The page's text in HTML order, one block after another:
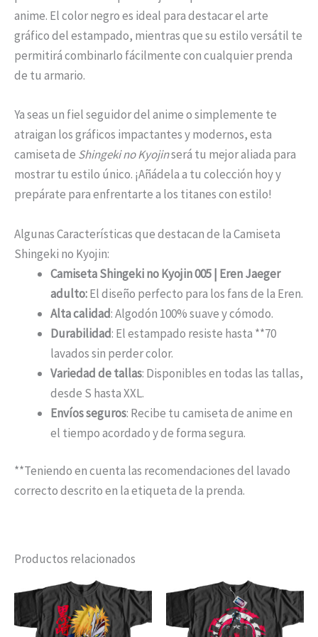
anime. El color negro es ideal para destacar el arte
gráfico del estampado, mientras que su estilo versátil te
permitirá combinarlo fácilmente con cualquier prenda
de tu armario.
Ya seas un fiel seguidor del anime o simplemente te
atraigan los gráficos impactantes y modernos, esta
camiseta de Shingeki no Kyojinserá tu mejor aliada para
mostrar tu estilo único. ¡Añádela a tu colección hoy y
prepárate para enfrentarte a los titanes con estilo!
Algunas Características que destacan de la Camiseta
Shingeki no Kyojin:
Camiseta Shingeki no Kyojin 005 | Eren Jaeger
adulto:El diseño perfecto para los fans de la Eren.
Alta calidad: Algodón 100% suave y cómodo.
Durabilidad: El estampado resiste hasta **70
lavados sin perder color.
Variedad de tallas: Disponibles en todas las tallas,
desde S hasta XXL.
Envíos seguros: Recibe tu camiseta de anime en
el tiempo acordado y de forma segura.
**Teniendo en cuenta las recomendaciones del lavado
correcto descrito en la etiqueta de la prenda.
Productos relacionados
Rango
de
precios:
desde
producto
tiene
Rango
de
precios:
desde